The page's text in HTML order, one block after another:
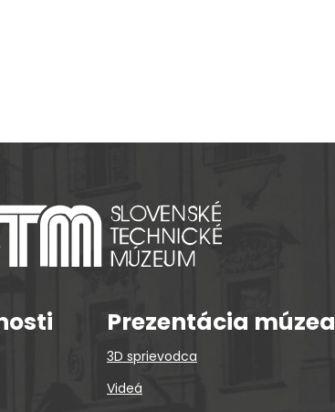
Prezentácia múzea
3D sprievodca
Videá